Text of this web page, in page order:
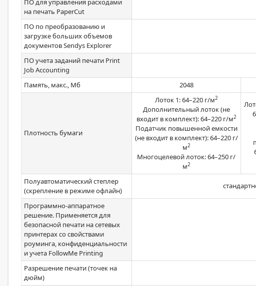
ПО для управления расходами
на печать PaperCut
ПО по преобразованию и
загрузке больших объемов
документов Sendys Explorer
ПО учета заданий печати Print
Job Accounting
Память, макс., Мб 2048
Плотность бумаги
Лоток 1: 64–220 г/м2
Дополнительный лоток (не
входит в комплект): 64–220 г/м2
Податчик повышенной емкости
(не входит в комплект): 64–220 г/
м2
Многоцелевой лоток: 64–250 г/
м2
Полуавтоматический степлер
(скрепление в режиме офлайн)
Программно-аппаратное
решение. Применяется для
безопасной печати на сетевых
принтерах со свойствами
роуминга, конфиденциальности
и учета FollowMe Printing
Разрешение печати (точек на
дюйм)